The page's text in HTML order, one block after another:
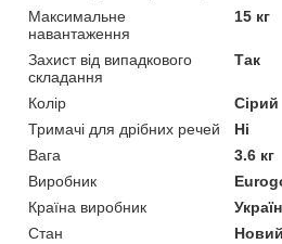
Максимальне
навантаження
15 кг
Захист від випадкового
складання
Так
Колір
Сірий
Тримачі для дрібних речей
Ні
Вага
3.6 кг
Виробник
Країна виробник
Стан
Новий